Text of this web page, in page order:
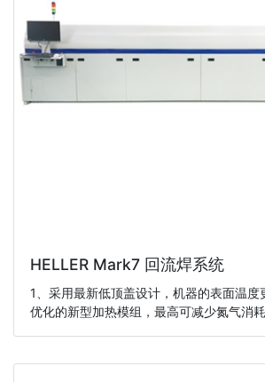
HELLER Mark7 回流焊系统
1、采用最新低顶盖设计，机器的表面温度
优化的新型加热模组，最高可减少氮气消耗